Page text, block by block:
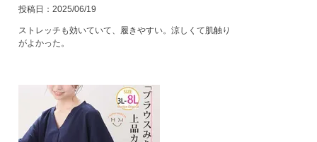
投稿日 2025/06/19
ストレッチも効いていて、履きやすい。涼しくて肌触り
がよかった。